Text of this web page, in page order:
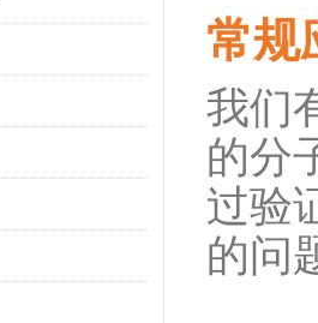
常规
我们
的分
过验
的问